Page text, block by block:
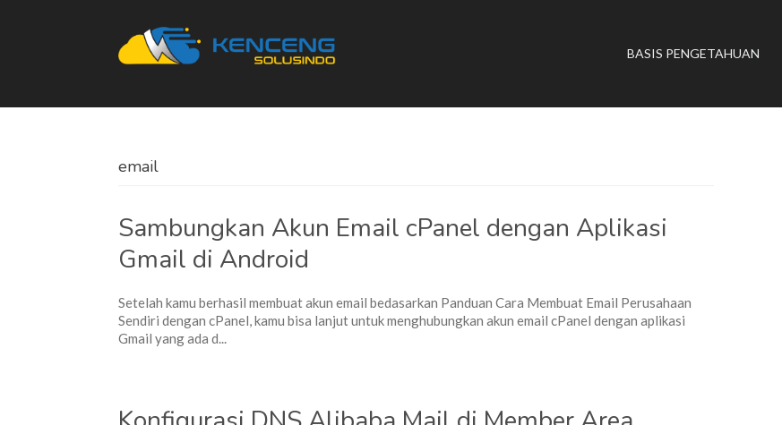
BASIS PENGETAHUAN
email
Sambungkan Akun Email cPanel dengan Aplikasi
Gmail di Android
Setelah kamu berhasil membuat akun email bedasarkan Panduan Cara Membuat Email Perusahaan
Sendiri dengan cPanel, kamu bisa lanjut untuk menghubungkan akun email cPanel dengan aplikasi
Gmail yang ada d...